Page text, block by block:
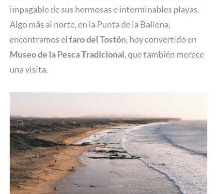
impagable de sus hermosas e interminables playas.
Algo más al norte, en la Punta de la Ballena,
encontramos el faro del Tostón, hoy convertido en
Museo de la Pesca Tradicional, que también merece
una visita.